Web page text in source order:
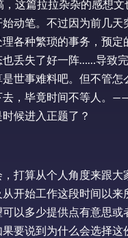
，这篇拉拉杂杂的感想
动笔。不过因为前几天
各种繁琐的事务，预定
也丢失了好一阵……导致
世事难料吧。但不管怎
去，毕竟时间不等人。
候进入正题了？
打算从个人角度来跟大
开始工作这段时间以来
以多少提供点有意思或
要说到为什么会选择这